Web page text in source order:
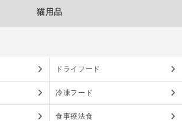
猫用品
ドライフード
冷凍フード
食事療法食